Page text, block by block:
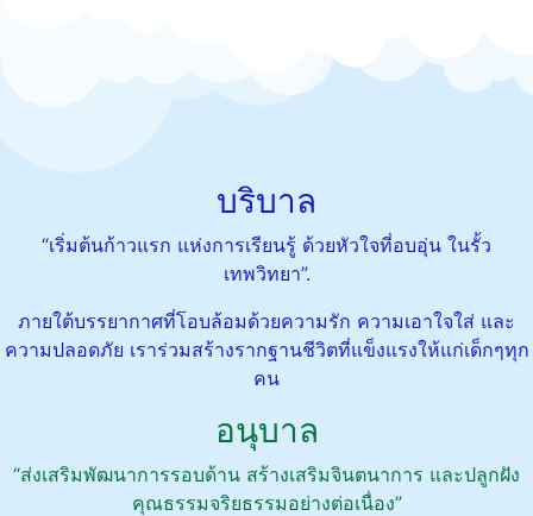
บริบาล
“เริ่มต้นก้าวแรก แห่งการเรียนรู้ ด้วยหัวใจที่อบอุ่น ในรั้ว
เทพวิทยา”.
ภายใต้บรรยากาศที่โอบล้อมด้วยความรัก ความเอาใจใส่ และ
ความปลอดภัย เราร่วมสร้างรากฐานชีวิตที่แข็งแรงให้แก่เด็กๆทุก
คน
อนุบาล
“ส่งเสริมพัฒนาการรอบด้าน สร้างเสริมจินตนาการ และปลูกฝัง
คุณธรรมจริยธรรมอย่างต่อเนื่อง”